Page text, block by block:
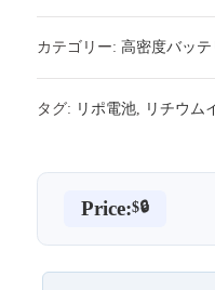
カテゴリー: 高密度バッテ
タグ: リポ電池, リチウム
Price:$🔒